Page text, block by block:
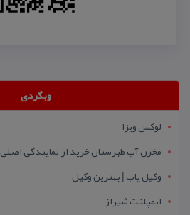
وبگردی
لوکس ویزا
مخزن آب طبرستان خرید از نمایندگی اصلی
وکیل یاب | بهترین وکیل
ایمپلنت شیراز